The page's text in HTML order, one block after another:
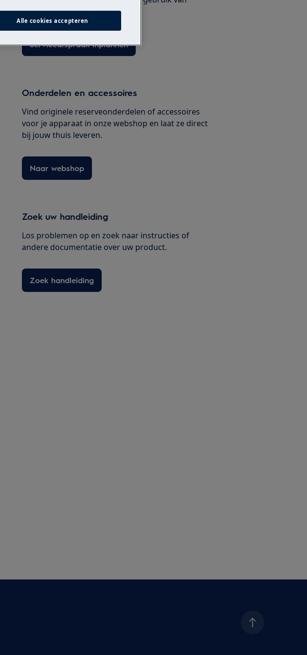
originele Electrolux onderdelen.
Serviceafspraak inplannen
Onderdelen en accessoires
Vind originele reserveonderdelen of accessoires
voor je apparaat in onze webshop en laat ze direct
bij jouw thuis leveren.
Naar webshop
Zoek uw handleiding
Los problemen op en zoek naar instructies of
andere documentatie over uw product.
Zoek handleiding
Alle cookies accepteren